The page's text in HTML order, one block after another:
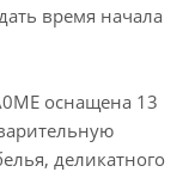
время начала
оснащена 13
деликатного